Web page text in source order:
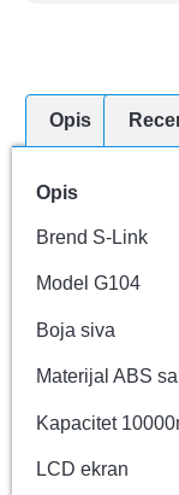
Opis
Opis
Brend S-Link
Model G104
Boja siva
Materijal ABS
Kapacitet
LCD ekran